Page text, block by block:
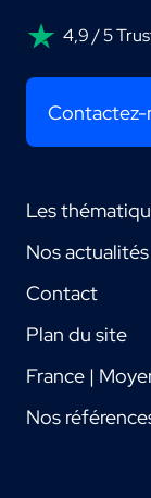
4,9 / 5
Contactez-
Les
Nos actualités
Contact
Plan du site
France |
Nos